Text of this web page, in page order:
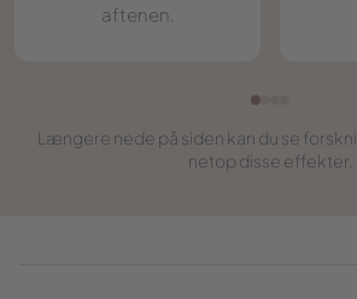
aftenen.
Længere nede på siden kan du se
netop disse effekter.